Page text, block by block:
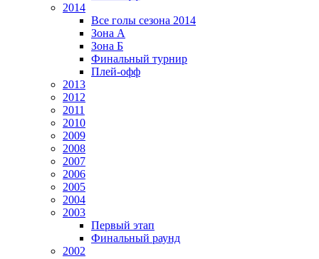
2014
Все голы сезона 2014
Зона А
Зона Б
Финальный турнир
Плей-офф
2013
2012
2011
2010
2009
2008
2007
2006
2005
2004
2003
Первый этап
Финальный раунд
2002